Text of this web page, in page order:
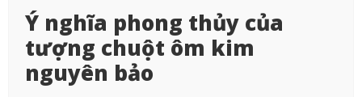
Ý nghĩa phong thủy của
tượng chuột ôm kim
nguyên bảo